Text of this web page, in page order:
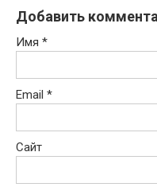
Добавить
Имя *
Email *
Сайт